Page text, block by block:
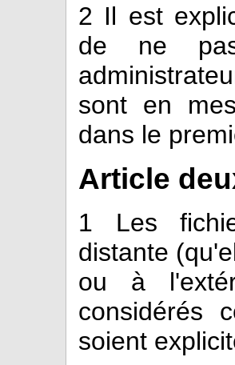
2 Il est
de ne pas
sont en
dans le
Article
1 Les
distante
ou à
considérés
soient